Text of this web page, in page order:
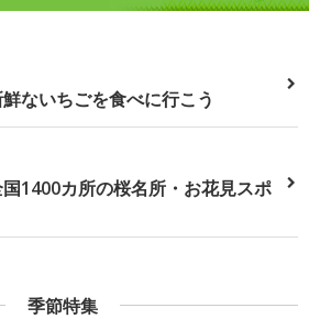
ないちごを食べに行こう
1400カ所の桜名所・お花見スポ
季節特集